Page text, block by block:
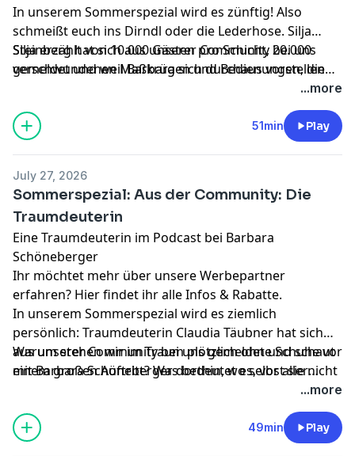
In unserem Sommerspezial wird es zünftig! Also
schmeißt euch ins Dirndl oder die Lederhose. Silja
Steinberg hat sich aus unserer Community bei uns
gemeldet und weil Barbara sich durchaus vorstellen
könnte, auf der Wiesn zu arbeiten, hat sie sich die
Chefin des Hofbräu-Festzelts direkt zum Gespräch
eingeladen.
Silja erzählt von 10.000 Gästen pro Schicht, 20.000
verschwundenen Maßkrügen und Bedienungen, die
mehr tragen als Barbara freiwillig heben würde. Dazu
gibt es schräge Bestellungen, betrunkene Fundstücke
und die große Frage: Taugt Barbara zur
Wiesnbedienung oder reicht es am Ende doch nur für
...more
51min Play
July 27, 2026
Sommerspezial: Aus der Community: Die
Traumdeuterin
Eine Traumdeuterin im Podcast bei Barbara
Schöneberger
Ihr möchtet mehr über unsere Werbepartner
erfahren? Hier findet ihr alle Infos & Rabatte.
In unserem Sommerspezial wird es ziemlich
persönlich: Traumdeuterin Claudia Täubner hat sich
aus unserer Community bei uns gemeldet und schaut
mit Barbara Schöneberger dorthin, wo selbst sie nicht
alles unter Kontrolle hat: ins nächtliche Kopfkino.
Warum stehen wir im Traum plötzlich ohne Schuhe vor
einem großen Auftritt? Was bedeutet es, vor aller
verschwinden Traumpartner ausgerechnet kurz vor
dem Höhepunkt? Claudia erklärt, was unsere Träume
über Ängste, Wünsche und Gefühle verraten und
...more
49min Play